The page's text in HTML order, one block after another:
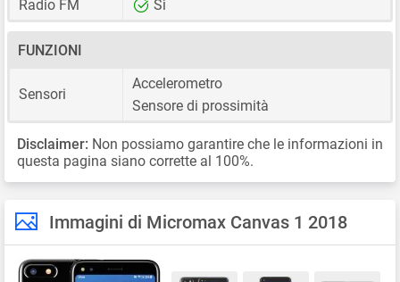
Radio FM
Sì
FUNZIONI
Sensori
Accelerometro
Sensore di prossimità
Disclaimer: Non possiamo garantire che le informazioni in
questa pagina siano corrette al 100%.
Immagini di Micromax Canvas 1 2018